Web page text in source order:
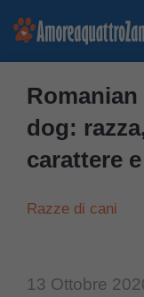
Vai
dog:
carattere
Razze di cani
13 Ottobre